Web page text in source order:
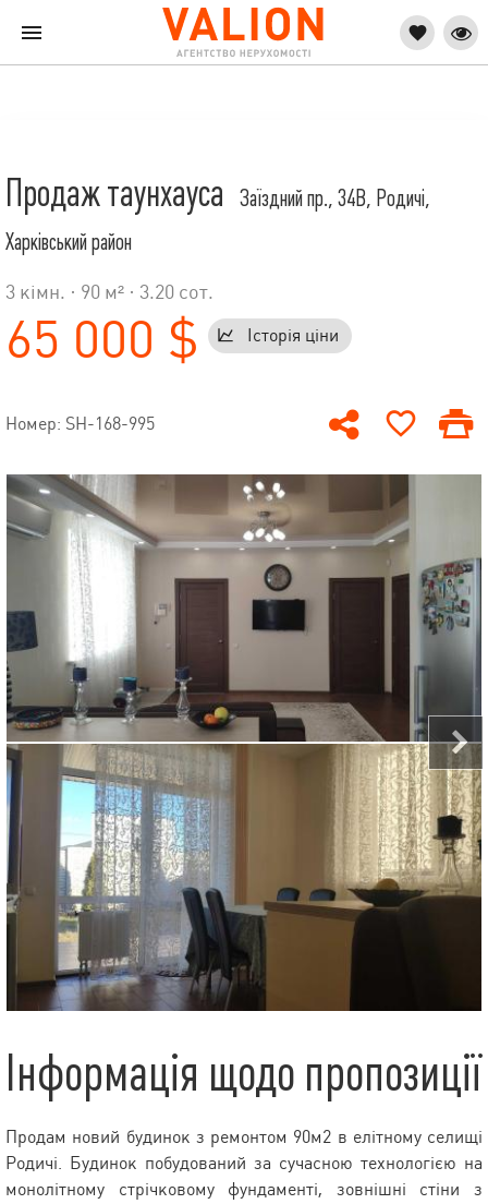
Продаж таунхауса
Заїздний пр., 34В, Родичі,
Харківський район
3 кімн. · 90 м² · 3.20 сот.
65 000 $ Історія ціни
Номер: SH-168-995
Інформація щодо пропозиції
Продам новий будинок з ремонтом 90м2 в елітному селищі
Родичі. Будинок побудований за сучасною технологією на
монолітному стрічковому фундаменті, зовнішні стіни з